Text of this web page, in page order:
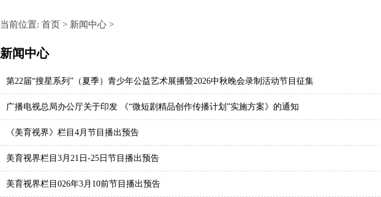
当前位置: 首页 > 新闻中心 >
新闻中心
第22届“搜星系列”（夏季）青少年公益艺术展播暨2026中秋晚会录制活动节目征集
广播电视总局办公厅关于印发 《“微短剧精品创作传播计划”实施方案》的通知
《美育视界》栏目4月节目播出预告
美育视界栏目3月21日-25日节目播出预告
美育视界栏目026年3月10前节目播出预告